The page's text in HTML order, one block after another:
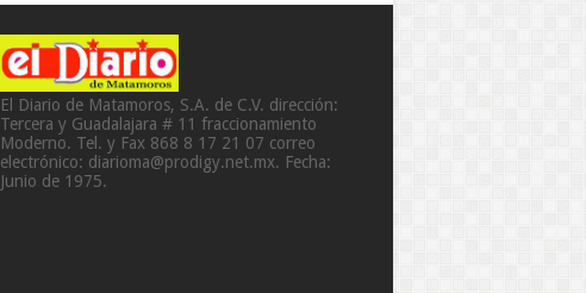
El Diario de Matamoros, S.A. de C.V. dirección:
Tercera y Guadalajara # 11 fraccionamiento
Moderno. Tel. y Fax 868 8 17 21 07 correo
electrónico: diarioma@prodigy.net.mx. Fecha:
Junio de 1975.